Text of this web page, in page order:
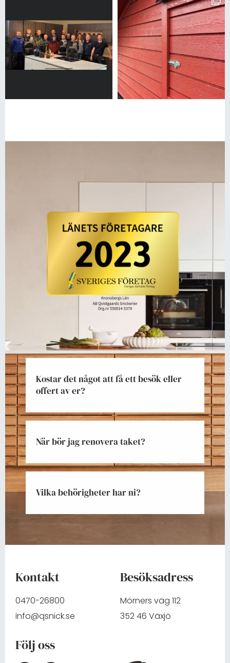
Kostar det något att få ett besök eller
offert av er?
När bör jag renovera taket?
Vilka behörigheter har ni?
Kontakt
0470-26800
info@qsnick.se
Besöksadress
Mörners väg 112
352 46 Växjö
Följ oss